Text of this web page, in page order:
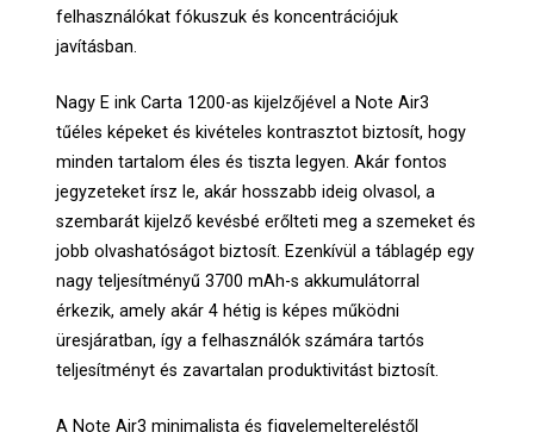
felhasználókat fókuszuk és koncentrációjuk
javításban.
Nagy E ink Carta 1200-as kijelzőjével a Note Air3
tűéles képeket és kivételes kontrasztot biztosít, hogy
minden tartalom éles és tiszta legyen. Akár fontos
jegyzeteket írsz le, akár hosszabb ideig olvasol, a
szembarát kijelző kevésbé erőlteti meg a szemeket és
jobb olvashatóságot biztosít. Ezenkívül a táblagép egy
nagy teljesítményű 3700 mAh-s akkumulátorral
érkezik, amely akár 4 hétig is képes működni
üresjáratban, így a felhasználók számára tartós
teljesítményt és zavartalan produktivitást biztosít.
A Note Air3 minimalista és figyelemeltereléstől